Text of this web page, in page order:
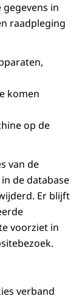
in
raadpleging
komen
op de
van de
de database
Er blijft
voorziet in
verband